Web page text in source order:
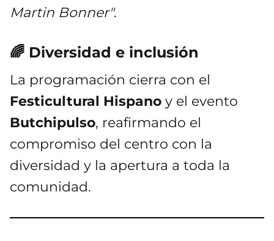
Martin Bonner".
🌈 Diversidad e inclusión
La programación cierra con el
Festicultural Hispano y el evento
Butchipulso, reafirmando el
compromiso del centro con la
diversidad y la apertura a toda la
comunidad.